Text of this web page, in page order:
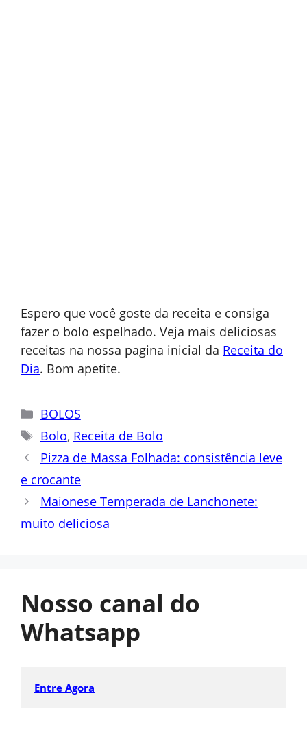
Espero que você goste da receita e consiga
fazer o bolo espelhado. Veja mais deliciosas
receitas na nossa pagina inicial da Receita do
Dia. Bom apetite.
Categorias
BOLOS
Tags
Bolo, Receita de Bolo
Pizza de Massa Folhada: consistência leve
e crocante
Maionese Temperada de Lanchonete:
muito deliciosa
Nosso canal do
Whatsapp
Entre Agora